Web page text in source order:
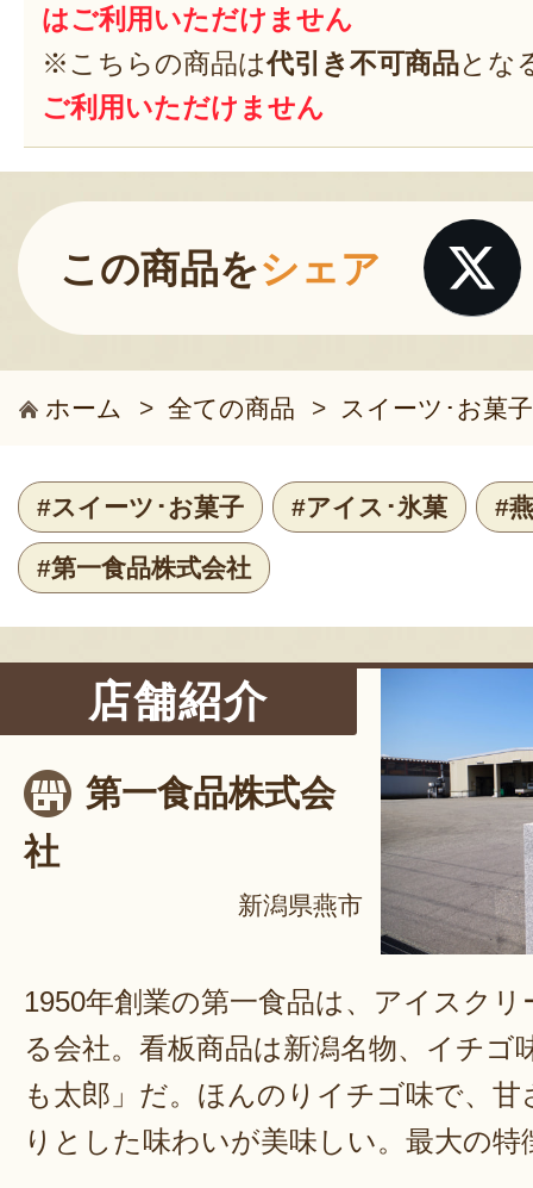
はご利用いただけません
※こちらの商品は代引き不可商品とな
ご利用いただけません
この商品をシェア
ホーム > 全ての商品 > スイーツ･お菓子
#スイーツ･お菓子 #アイス･氷菓 #
#第一食品株式会社
店舗紹介
第一食品株式会
社
新潟県燕市
1950年創業の第一食品は、アイスク
る会社。看板商品は新潟名物、イチゴ
も太郎」だ。ほんのりイチゴ味で、
りとした味わいが美味しい。最大の特